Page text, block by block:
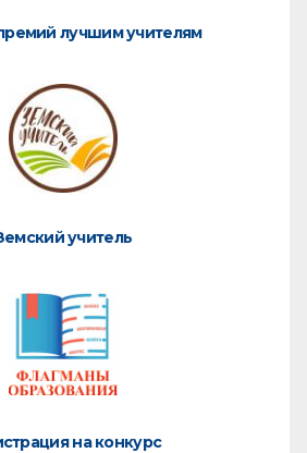
лучшим учителям
учитель
на конкурс